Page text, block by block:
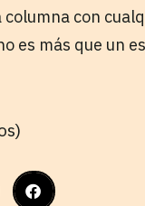
con
es más que un